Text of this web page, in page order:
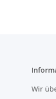
Wir